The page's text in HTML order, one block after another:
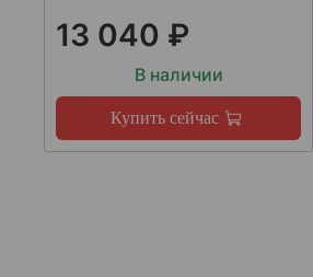
13 040 ₽
В наличии
Купить сейчас